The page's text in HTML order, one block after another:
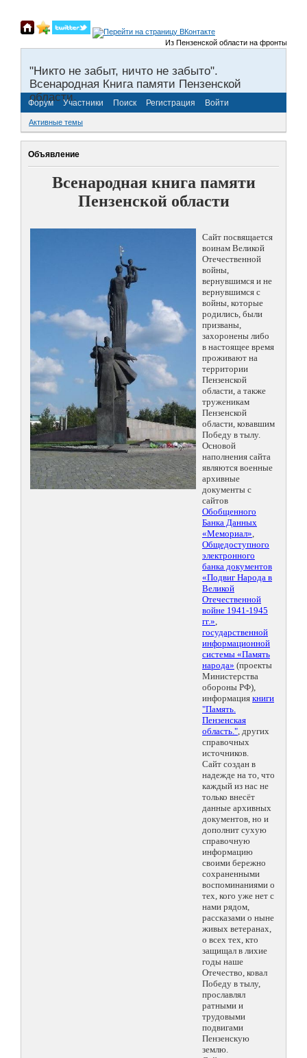
Из Пензенской области на фронты
"Никто не забыт, ничто не забыто".
Всенародная Книга памяти Пензенской
области.
Форум Участники Поиск Регистрация Войти
Активные темы
Объявление
Всенародная книга памяти
Пензенской области
Сайт посвящается
воинам Великой
Отечественной
войны,
вернувшимся и не
вернувшимся с
войны, которые
родились, были
призваны,
захоронены либо
в настоящее время
проживают на
территории
Пензенской
области, а также
труженикам
Пензенской
области, ковавшим
Победу в тылу.
Основой
наполнения сайта
являются военные
архивные
документы с
сайтов
Обобщенного
Банка Данных
«Мемориал»,
Общедоступного
электронного
банка документов
«Подвиг Народа в
Великой
Отечественной
войне 1941-1945
гг.»,
государственной
информационной
системы «Память
народа» (проекты
Министерства
обороны РФ),
информация книги
"Память.
Пензенская
область.", других
справочных
источников.
Сайт создан в
надежде на то, что
каждый из нас не
только внесёт
данные архивных
документов, но и
дополнит сухую
справочную
информацию
своими бережно
сохраненными
воспоминаниями о
тех, кого уже нет с
нами рядом,
рассказами о ныне
живых ветеранах,
о всех тех, кто
защищал в лихие
годы наше
Отечество, ковал
Победу в тылу,
прославлял
ратными и
трудовыми
подвигами
Пензенскую
землю.